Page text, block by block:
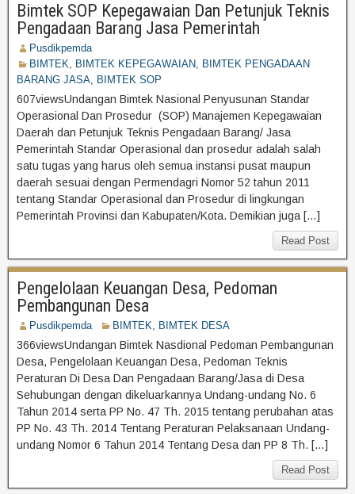
Bimtek SOP Kepegawaian Dan Petunjuk Teknis
Pengadaan Barang Jasa Pemerintah
Pusdikpemda
BIMTEK, BIMTEK KEPEGAWAIAN, BIMTEK PENGADAAN
BARANG JASA, BIMTEK SOP
607viewsUndangan Bimtek Nasional Penyusunan Standar
Operasional Dan Prosedur (SOP) Manajemen Kepegawaian
Daerah dan Petunjuk Teknis Pengadaan Barang/ Jasa
Pemerintah Standar Operasional dan prosedur adalah salah
satu tugas yang harus oleh semua instansi pusat maupun
daerah sesuai dengan Permendagri Nomor 52 tahun 2011
tentang Standar Operasional dan Prosedur di lingkungan
Pemerintah Provinsi dan Kabupaten/Kota. Demikian juga […]
Read Post
Pengelolaan Keuangan Desa, Pedoman
Pembangunan Desa
Pusdikpemda BIMTEK, BIMTEK DESA
366viewsUndangan Bimtek Nasdional Pedoman Pembangunan
Desa, Pengelolaan Keuangan Desa, Pedoman Teknis
Peraturan Di Desa Dan Pengadaan Barang/Jasa di Desa
Sehubungan dengan dikeluarkannya Undang-undang No. 6
Tahun 2014 serta PP No. 47 Th. 2015 tentang perubahan atas
PP No. 43 Th. 2014 Tentang Peraturan Pelaksanaan Undang-
undang Nomor 6 Tahun 2014 Tentang Desa dan PP 8 Th. […]
Read Post